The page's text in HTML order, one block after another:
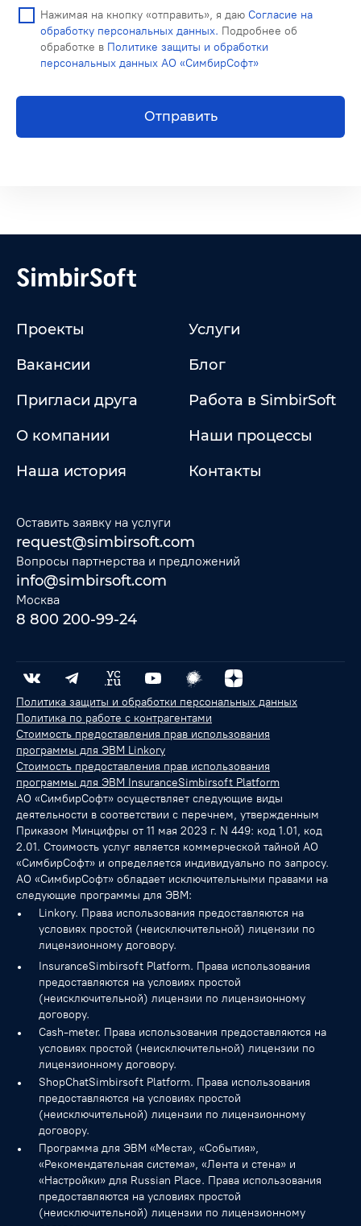
Нажимая на кнопку «отправить», я даю Согласие на
обработку персональных данных. Подробнее об
обработке в Политике защиты и обработки
персональных данных АО «СимбирСофт»
Отправить
Проекты
Услуги
Вакансии
Блог
Пригласи друга
Работа в SimbirSoft
О компании
Наши процессы
Наша история
Контакты
Оставить заявку на услуги
request@simbirsoft.com
Вопросы партнерства и предложений
info@simbirsoft.com
Москва
8 800 200-99-24
Политика защиты и обработки персональных данных
Политика по работе с контрагентами
Стоимость предоставления прав использования
программы для ЭВМ Linkory
Стоимость предоставления прав использования
программы для ЭВМ InsuranceSimbirsoft Platform
АО «СимбирСофт» осуществляет следующие виды
деятельности в соответствии с перечнем, утвержденным
Приказом Минцифры от 11 мая 2023 г. N 449: код 1.01, код
2.01. Стоимость услуг является коммерческой тайной АО
«СимбирСофт» и определяется индивидуально по запросу.
АО «СимбирСофт» обладает исключительными правами на
следующие программы для ЭВМ:
Linkory. Права использования предоставляются на
условиях простой (неисключительной) лицензии по
лицензионному договору.
InsuranceSimbirsoft Platform. Права использования
предоставляются на условиях простой
(неисключительной) лицензии по лицензионному
договору.
Cash-meter. Права использования предоставляются на
условиях простой (неисключительной) лицензии по
лицензионному договору.
ShopChatSimbirsoft Platform. Права использования
предоставляются на условиях простой
(неисключительной) лицензии по лицензионному
договору.
Программа для ЭВМ «Места», «События»,
«Рекомендательная система», «Лента и стена» и
«Настройки» для Russian Place. Права использования
предоставляются на условиях простой
(неисключительной) лицензии по лицензионному